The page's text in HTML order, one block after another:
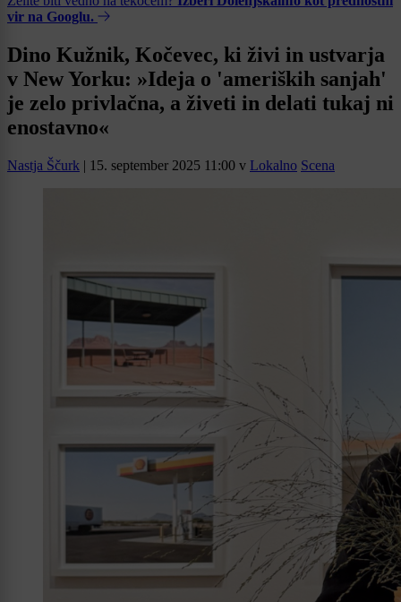
vir na Googlu.
Dino Kužnik, Kočevec, ki živi in ustvarja
v New Yorku: »Ideja o 'ameriških sanjah'
je zelo privlačna, a živeti in delati tukaj ni
enostavno«
Nastja Ščurk | 15. september 2025 11:00 v Lokalno Scena